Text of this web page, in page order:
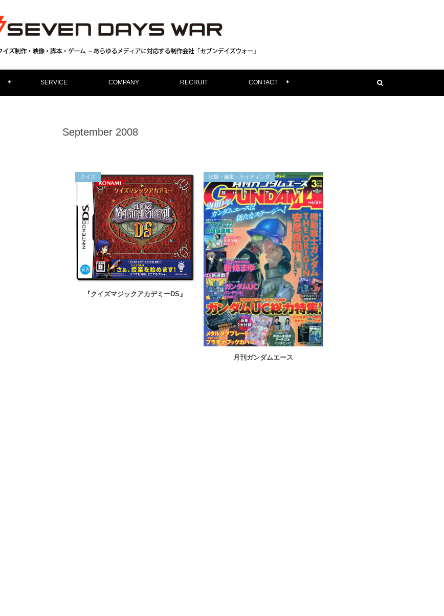
SERVICE COMPANY RECRUIT CONTACT
September 2008
クイズ
『クイズマジックアカデミーDS』
出版・編集・ライティング
月刊ガンダムエース